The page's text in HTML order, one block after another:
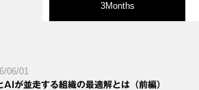
3Months
06/01
AIが並走する組織の最適解とは（前編）